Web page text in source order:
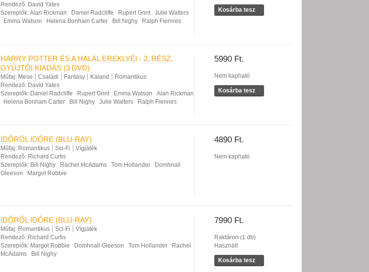
Kosárba tesz
Rendező: David Yates
Szereplők:Alan Rickman Daniel Radcliffe Rupert Grint
Julie Walters
Emma Watson
Helena Bonham Carter Bill Nighy Ralph Fiennes
5990 Ft.
Nem kapható
Kosárba tesz
HARRY POTTER ÉS A HALÁL EREKLYÉI - 2. RÉSZ,
GYŰJTŐI KIADÁS (3 DVD)
Műfaj: Mese Családi Fantasy Kaland
Romantikus
Rendező: David Yates
Szereplők: Daniel Radcliffe Rupert Grint Emma Watson
Alan Rickman
Helena Bonham Carter
Bill Nighy Julie Walters Ralph Fiennes
4890 Ft.
Nem kapható
IDŐRŐL IDŐRE (BLU-RAY)
Műfaj: Romantikus Sci-Fi
Vígjáték
Rendező: Richard Curtis
Szereplők: Bill Nighy Rachel McAdams Tom Hollander
Domhnall
Gleeson
Margot Robbie
7990 Ft.
Raktáron (1 db)
Használt
Kosárba tesz
IDŐRŐL IDŐRE (BLU-RAY)
Műfaj: Romantikus Sci-Fi
Vígjáték
Rendező: Richard Curtis
Szereplők: Margot Robbie Domhnall Gleeson Tom Hollander
Rachel
McAdams
Bill Nighy